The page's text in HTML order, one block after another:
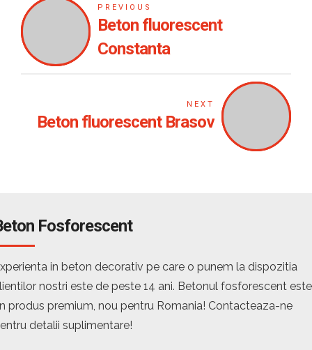
PREVIOUS
Beton fluorescent
Constanta
NEXT
Beton fluorescent Brasov
Fosforescent
in beton decorativ pe care o punem la dispozitia
nostri este de peste 14 ani. Betonul fosforescent este
produs premium, nou pentru Romania! Contacteaza-ne
detalii suplimentare!